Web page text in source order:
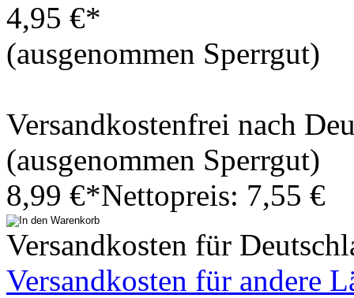
4,95 €*
(ausgenommen Sperrgut)
Versandkostenfrei nach
(ausgenommen Sperrgut)
8,99 €*Nettopreis: 7,55 €
Versandkosten für
Versandkosten für andere